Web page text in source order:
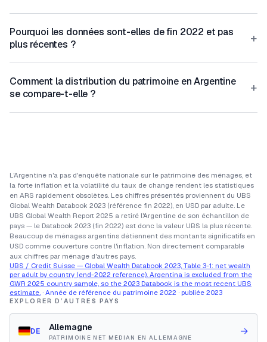
Pourquoi les données sont-elles de fin 2022 et pas
plus récentes ?
+
Comment la distribution du patrimoine en Argentine
se compare-t-elle ?
+
L'Argentine n'a pas d'enquête nationale sur le patrimoine des ménages, et
la forte inflation et la volatilité du taux de change rendent les statistiques
en ARS rapidement obsolètes. Les chiffres présentés proviennent du UBS
Global Wealth Databook 2023 (référence fin 2022), en USD par adulte. Le
UBS Global Wealth Report 2025 a retiré l'Argentine de son échantillon de
pays — le Databook 2023 (fin 2022) est donc la valeur UBS la plus récente.
Beaucoup de ménages argentins détiennent des montants significatifs en
USD comme couverture contre l'inflation. Non directement comparable
aux chiffres par ménage d'autres pays.
UBS / Credit Suisse — Global Wealth Databook 2023, Table 3-1: net wealth
per adult by country (end-2022 reference). Argentina is excluded from the
GWR 2025 country sample, so the 2023 Databook is the most recent UBS
estimate. · Année de référence du patrimoine 2022 · publiée 2023
EXPLORER D’AUTRES PAYS
DE Allemagne
PATRIMOINE NET MÉDIAN EN ALLEMAGNE →